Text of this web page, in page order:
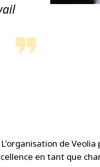
de
en tant que